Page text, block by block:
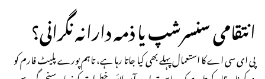
انتقامی سنسرشپ یا ذمہ دارانہ نگرانی؟
پی ای سی اے کا استعمال پہلے بھی کیا جاتا رہا ہے، تاہم پورے پلیٹ فارم کو